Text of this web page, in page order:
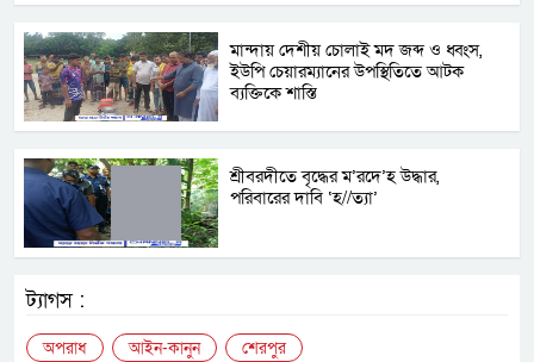
মান্দায় দেশীয় চোলাই মদ জব্দ ও ধ্বংস,
ইউপি চেয়ারম্যানের উপস্থিতিতে আটক
ব্যক্তিকে শাস্তি
শ্রীবরদীতে বৃদ্ধের ম’রদে’হ উদ্ধার,
পরিবারের দাবি ‘হ//ত্যা’
ট্যাগস :
অপরাধ আইন-কানুন শেরপুর